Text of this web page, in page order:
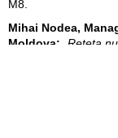
M8.
Mihai Nodea,
Moldova: „Reteta